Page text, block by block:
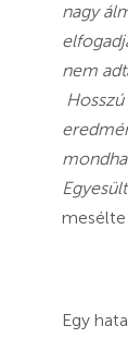
nagy
nem
mesélte
Egy